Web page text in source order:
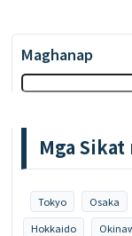
Maghanap
Mga Sikat
Tokyo Osaka
Hokkaido